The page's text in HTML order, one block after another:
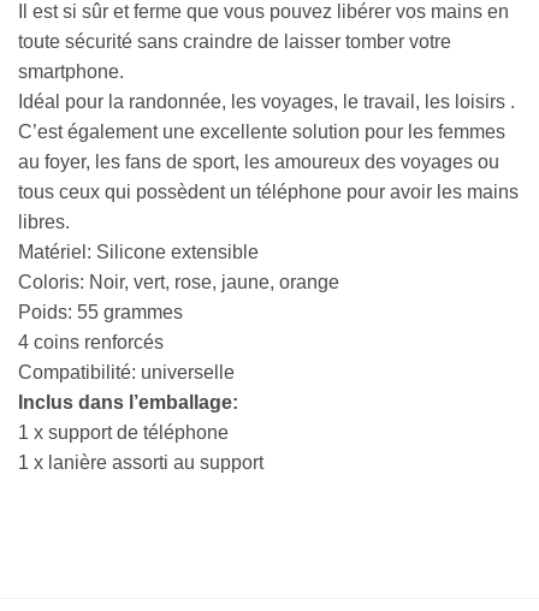
Il est si sûr et ferme que vous pouvez libérer vos mains en
toute sécurité sans craindre de laisser tomber votre
smartphone.
Idéal pour la randonnée, les voyages, le travail, les loisirs .
C’est également une excellente solution pour les femmes
au foyer, les fans de sport, les amoureux des voyages ou
tous ceux qui possèdent un téléphone pour avoir les mains
libres.
Matériel: Silicone extensible
Coloris: Noir, vert, rose, jaune, orange
Poids: 55 grammes
4 coins renforcés
Compatibilité: universelle
Inclus dans l’emballage:
1 x support de téléphone
1 x lanière assorti au support